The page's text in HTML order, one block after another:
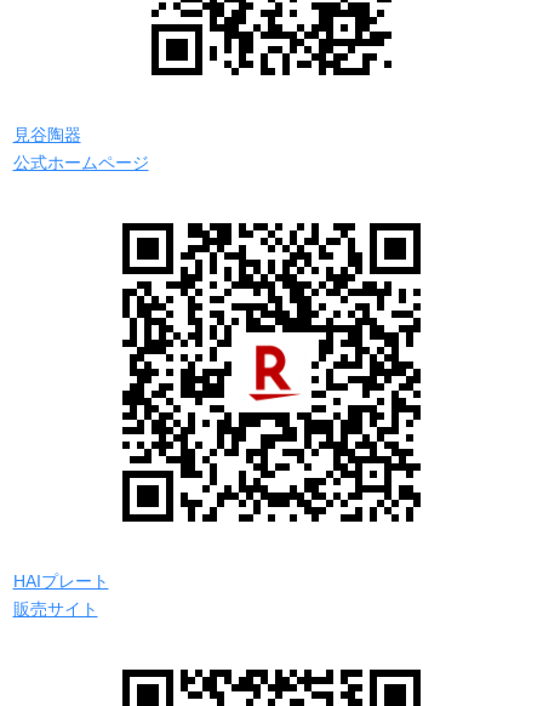
見谷陶器
公式ホームページ
HAIプレート
販売サイト